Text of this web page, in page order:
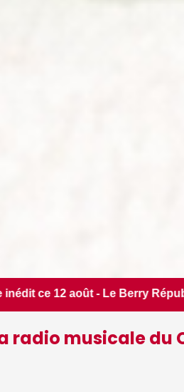
des pompiers du
radio musicale du